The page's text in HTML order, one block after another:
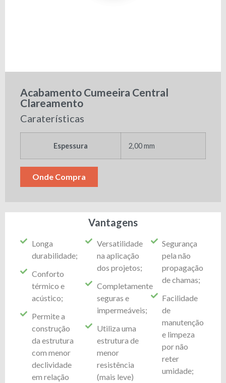
Acabamento Cumeeira Central
Clareamento
Caraterísticas
Espessura 2,00 mm
Onde Compra
Vantagens
Longa
durabilidade;
Conforto
térmico e
acústico;
Permite a
construção
da estrutura
com menor
declividade
em relação
Versatilidade
na aplicação
dos projetos;
Completamente
seguras e
impermeáveis;
Utiliza uma
estrutura de
menor
resistência
(mais leve)
Segurança
pela não
propagação
de chamas;
Facilidade
de
manutenção
e limpeza
por não
reter
umidade;